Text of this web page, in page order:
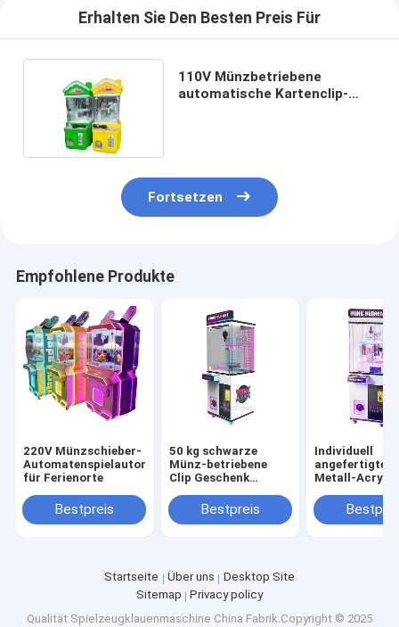
Erhalten Sie Den Besten Preis Für
110V Münzbetriebene
automatische Kartenclip-
Fortsetzen
Empfohlene Produkte
220V Münzschieber-
Automatenspielautomat
für Ferienorte
Bestpreis
50 kg schwarze
Münz-betriebene
Clip Geschenk
Klauen Spielzeug
Automaten zu
Bestpreis
Individuell
angefertigter
Metall-Acryl-
Klammer-
Startseite Über uns
Desktop Site
Sitemap
Privacy policy
Qualität Spielzeugklauenmaschine China Fabrik.Copyright © 2025